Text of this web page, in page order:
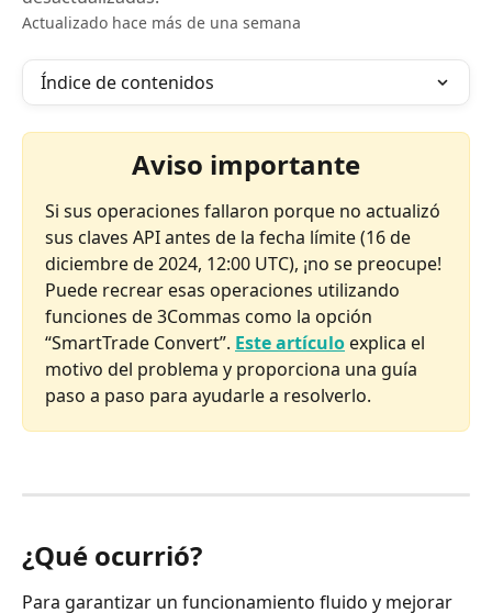
Actualizado hace más de una semana
Índice de contenidos
Aviso importante
Si sus operaciones fallaron porque no actualizó
sus claves API antes de la fecha límite (16 de
diciembre de 2024, 12:00 UTC), ¡no se preocupe!
Puede recrear esas operaciones utilizando
funciones de 3Commas como la opción
“SmartTrade Convert”. Este artículo explica el
motivo del problema y proporciona una guía
paso a paso para ayudarle a resolverlo.
¿Qué ocurrió?
Para garantizar un funcionamiento fluido y mejorar